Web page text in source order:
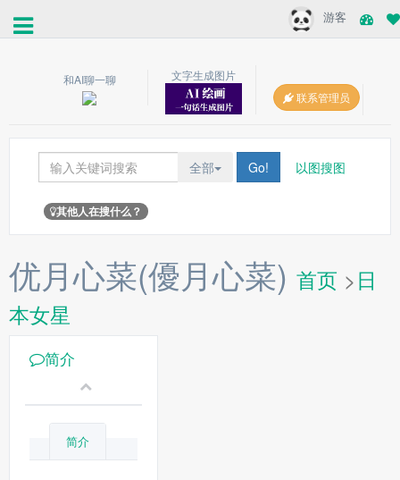
游客
和AI聊一聊
文字生成图片
联系管理员
全部 Go! 以图搜图
其他人在搜什么？
优月心菜(優月心菜) 首页 >日
本女星
简介
简介